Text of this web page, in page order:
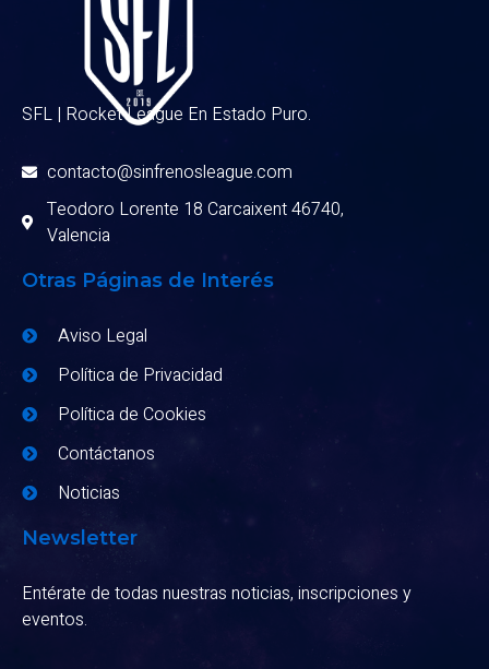
SFL | Rocket League En Estado Puro.
contacto@sinfrenosleague.com
Teodoro Lorente 18 Carcaixent 46740,
Valencia
Otras Páginas de Interés
Aviso Legal
Política de Privacidad
Política de Cookies
Contáctanos
Noticias
Newsletter
Entérate de todas nuestras noticias, inscripciones y
eventos.